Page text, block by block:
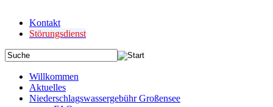
Kontakt
Störungsdienst
Willkommen
Aktuelles
Niederschlagswassergebühr Großensee